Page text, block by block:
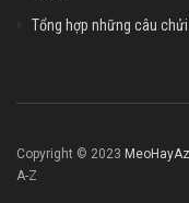
Tổng hợp những câu
Copyright © 2023 MeoHayAz
A-Z